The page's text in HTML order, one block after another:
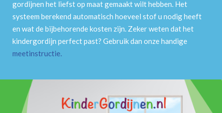
gordijnen het liefst op maat gemaakt wilt hebben. Het
systeem berekend automatisch hoeveel stof u nodig heeft
en wat de bijbehorende kosten zijn. Zeker weten dat het
kindergordijn perfect past? Gebruik dan onze handige
meetinstructie.